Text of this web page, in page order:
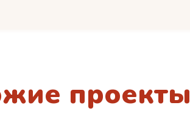
проекты